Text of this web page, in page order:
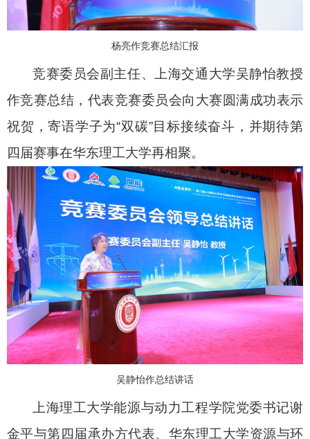
杨亮作竞赛总结汇报
竞赛委员会副主任、上海交通大学吴静怡教授
作竞赛总结，代表竞赛委员会向大赛圆满成功表示
祝贺，寄语学子为“双碳”目标接续奋斗，并期待第
四届赛事在华东理工大学再相聚。
吴静怡作总结讲话
上海理工大学能源与动力工程学院党委书记谢
金平与第四届承办方代表、华东理工大学资源与环